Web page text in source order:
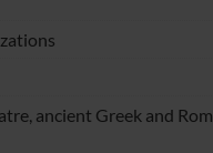
ancient Greek and